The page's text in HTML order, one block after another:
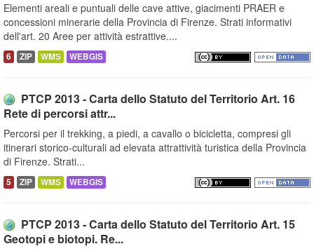
Elementi areali e puntuali delle cave attive, giacimenti PRAER e
concessioni minerarie della Provincia di Firenze. Strati informativi
dell'art. 20 Aree per attività estrattive....
6 ZIP WMS WEBGIS
PTCP 2013 - Carta dello Statuto del Territorio Art. 16
Rete di percorsi attr...
Percorsi per il trekking, a piedi, a cavallo o bicicletta, compresi gli
itinerari storico-culturali ad elevata attrattività turistica della Provincia
di Firenze. Strati...
5 ZIP WMS WEBGIS
PTCP 2013 - Carta dello Statuto del Territorio Art. 15
Geotopi e biotopi. Re...